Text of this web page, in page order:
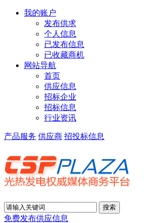
我的账户
发布供求
个人信息
已发布信息
已收藏商机
网站导航
首页
供应信息
招标企业
招标信息
行业资讯
产品服务 供应商 招投标信息
免费发布供应信息